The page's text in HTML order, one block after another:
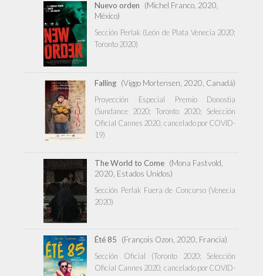
Nuevo orden
(Michel Franco, 2020,
México)
Sección Perlak (León de Plata Venecia 2020;
Toronto 2020)
Falling (Viggo Mortensen, 2020, Canadá)
Proyección Especial Premio Donostia
(Sundance 2020; Toronto 2020; Selección
Oficial Cannes 2020, cancelado por COVID-
19)
The World to Come (Mona Fastvold,
2020, Estados Unidos)
Sección Perlak Fuera de Concurso (Venecia
2020)
Été 85
(François Ozon, 2020, Francia)
Sección Oficial (Toronto 2020; Selección
Oficial Cannes 2020, cancelado por COVID-